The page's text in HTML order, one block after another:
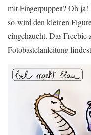
mit Fingerpuppen? Oh
so wird den kleinen
eingehaucht. Das
Fotobastelanleitung